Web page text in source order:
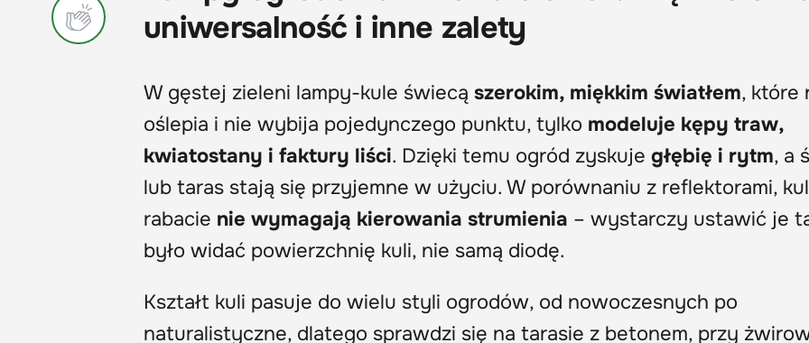
uniwersalność i inne zalety
W gęstej zieleni lampy-kule świecą szerokim, miękkim światłem, które
oślepia i nie wybija pojedynczego punktu, tylko modeluje kępy traw,
kwiatostany i faktury liści. Dzięki temu ogród zyskuje głębię i rytm, a
lub taras stają się przyjemne w użyciu. W porównaniu z reflektorami,
rabacie nie wymagają kierowania strumienia – wystarczy ustawić je
było widać powierzchnię kuli, nie samą diodę.
Kształt kuli pasuje do wielu styli ogrodów, od nowoczesnych po
naturalistyczne, dlatego sprawdzi się na tarasie z betonem, przy